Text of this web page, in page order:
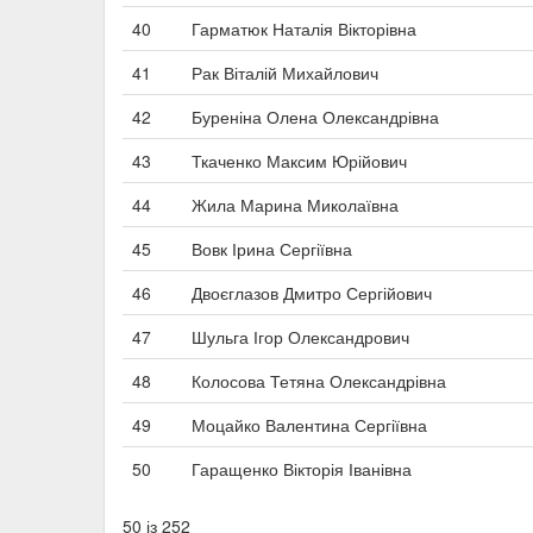
40
Гарматюк Наталія Вікторівна
41
Рак Віталій Михайлович
42
Буреніна Олена Олександрівна
43
Ткаченко Максим Юрійович
44
Жила Марина Миколаївна
45
Вовк Ірина Сергіївна
46
Двоєглазов Дмитро Сергійович
47
Шульга Ігор Олександрович
48
Колосова Тетяна Олександрівна
49
Моцайко Валентина Сергіївна
50
Гаращенко Вікторія Іванівна
50 із 252